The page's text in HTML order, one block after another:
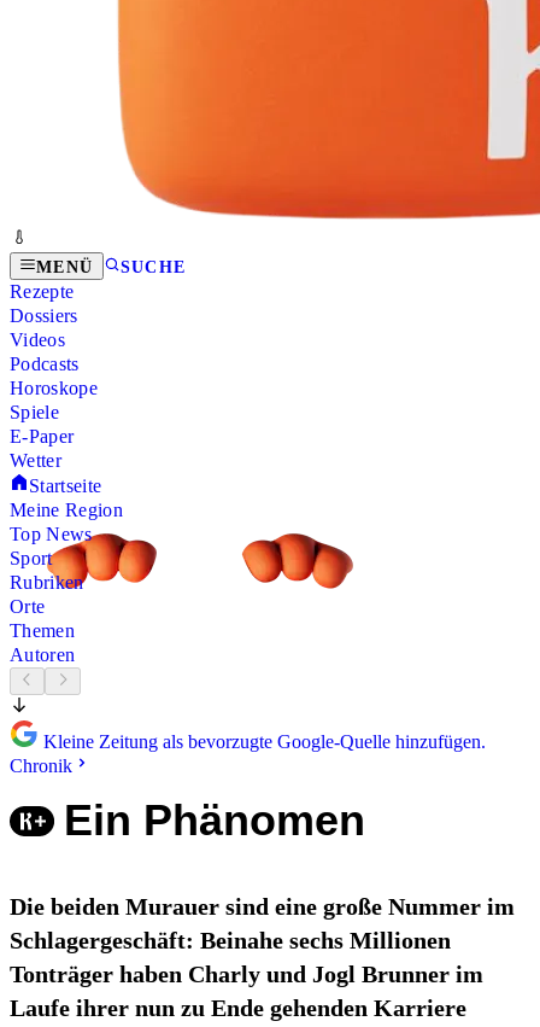
MENÜ SUCHE
Rezepte
Dossiers
Videos
Podcasts
Horoskope
Spiele
E-Paper
Wetter
Startseite
Meine Region
Top News
Sport
Rubriken
Orte
Themen
Autoren
Kleine Zeitung als bevorzugte Google-Quelle hinzufügen.
Chronik
Ein Phänomen
Die beiden Murauer sind eine große Nummer im
Schlagergeschäft: Beinahe sechs Millionen
Tonträger haben Charly und Jogl Brunner im
Laufe ihrer nun zu Ende gehenden Karriere